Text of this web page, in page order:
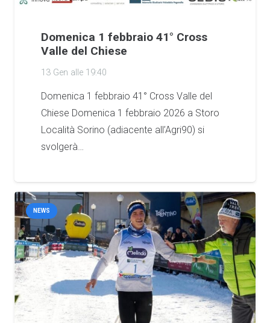
Domenica 1 febbraio 41° Cross
Valle del Chiese
13 Gen alle 19:40
Domenica 1 febbraio 41° Cross Valle del
Chiese Domenica 1 febbraio 2026 a Storo
Località Sorino (adiacente all’Agri90) si
svolgerà…
NEWS